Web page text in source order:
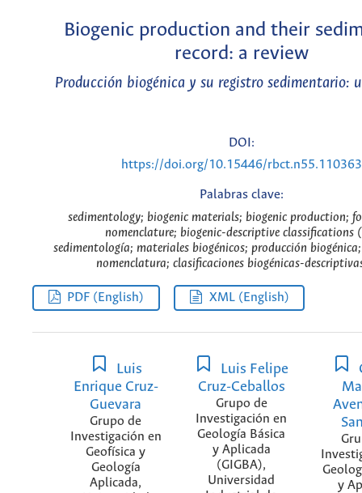
Biogenic production and their
record: a review
Producción biogénica y su registro sedimentario:
DOI:
https://doi.org/10.15446/rbct.n55.110363
Palabras clave:
sedimentology; biogenic materials; biogenic production;
nomenclature; biogenic-descriptive classifications
sedimentología; materiales biogénicos; producción
nomenclatura; clasificaciones biogénicas-
PDF (English) XML (English)
Luis
Enrique Cruz-
Guevara
Grupo de
Investigación en
Geofísica y
Geología
Aplicada,
Luis Felipe
Cruz-Ceballos
Grupo de
Investigación en
Geología Básica
y Aplicada
(GIGBA),
Universidad
y